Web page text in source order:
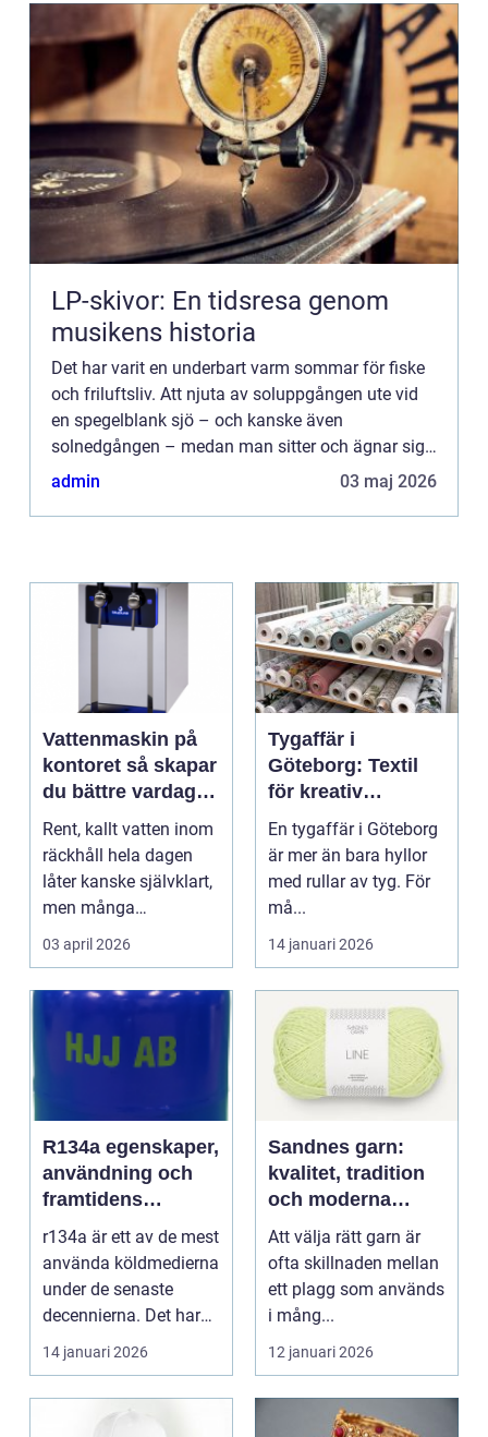
LP-skivor: En tidsresa genom
musikens historia
Det har varit en underbart varm sommar för fiske
och friluftsliv. Att njuta av soluppgången ute vid
en spegelblank sjö – och kanske även
solnedgången – medan man sitter och ägnar sig
åt flugfiske i Göteborg är något som många av
admin 03 maj 2026
Vattenmaskin på
kontoret så skapar
du bättre vardag
med friskt vatten
Rent, kallt vatten inom
räckhåll hela dagen
låter kanske självklart,
men många
arbetsplatser saknar ...
03 april 2026
Tygaffär i
Göteborg: Textil
för kreativ
inredning och
hållbara projekt
En tygaffär i Göteborg
är mer än bara hyllor
med rullar av tyg. För
må...
14 januari 2026
R134a egenskaper,
användning och
framtidens
alternativ
r134a är ett av de mest
använda köldmedierna
under de senaste
decennierna. Det har
haft en central r...
14 januari 2026
Sandnes garn:
kvalitet, tradition
och moderna
färger för alla
stickare
Att välja rätt garn är
ofta skillnaden mellan
ett plagg som används
i mång...
12 januari 2026